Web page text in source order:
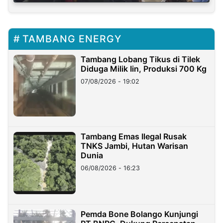
TAMBANG ENERGY
Tambang Lobang Tikus di Tilek
Diduga Milik Iin, Produksi 700 Kg
07/08/2026 - 19:02
Tambang Emas Ilegal Rusak
TNKS Jambi, Hutan Warisan
Dunia
06/08/2026 - 16:23
Pemda Bone Bolango Kunjungi